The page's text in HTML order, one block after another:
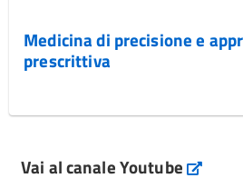
Medicina di precisione e
prescrittiva
Vai al canale Youtube